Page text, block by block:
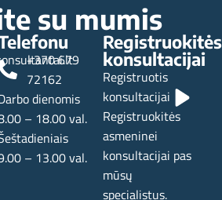
su mumis
+370 679
72162
dienomis
– 18.00 val.
– 13.00 val.
Registruokitės
konsultacijai
Registruotis
konsultacijai
Registruokitės
asmeninei
konsultacijai pas
mūsų
specialistus.